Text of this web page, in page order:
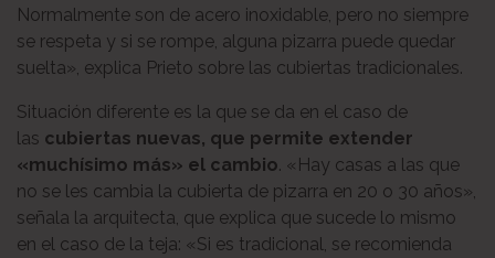
Normalmente son de acero inoxidable, pero no siempre
se respeta y si se rompe, alguna pizarra puede quedar
suelta», explica Prieto sobre las cubiertas tradicionales.
Situación diferente es la que se da en el caso de
las cubiertas nuevas, que permite extender
«muchísimo más» el cambio. «Hay casas a las que
no se les cambia la cubierta de pizarra en 20 o 30 años»,
señala la arquitecta, que explica que sucede lo mismo
en el caso de la teja: «Si es tradicional, se recomienda